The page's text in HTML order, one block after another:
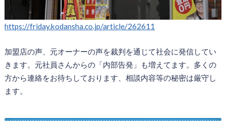
https://friday.kodansha.co.jp/article/262611
加盟店の声、元オーナーの声を裁判を通じて社会に発信してい
きます。元社員さんからの「内部告発」も増えてます。多くの
方から連絡をお待ちしております、相談内容等の秘密は厳守し
ます。